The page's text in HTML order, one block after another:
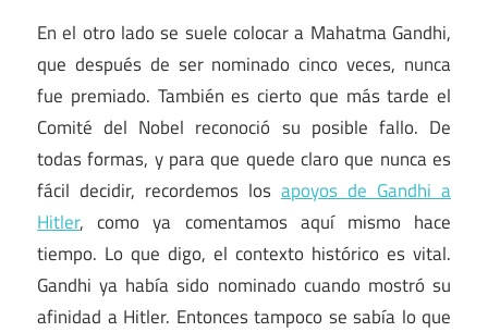
En el otro lado se suele colocar a Mahatma Gandhi,
que después de ser nominado cinco veces, nunca
fue premiado. También es cierto que más tarde el
Comité del Nobel reconoció su posible fallo. De
todas formas, y para que quede claro que nunca es
fácil decidir, recordemos los apoyos de Gandhi a
Hitler, como ya comentamos aquí mismo hace
tiempo. Lo que digo, el contexto histórico es vital.
Gandhi ya había sido nominado cuando mostró su
afinidad a Hitler. Entonces tampoco se sabía lo que